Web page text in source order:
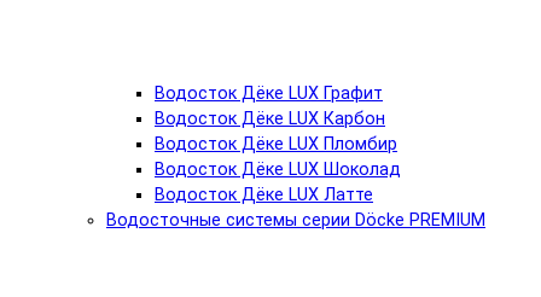
Водосток Дёке LUX Графит
Водосток Дёке LUX Карбон
Водосток Дёке LUX Пломбир
Водосток Дёке LUX Шоколад
Водосток Дёке LUX Латте
Водосточные системы серии Döcke PREMIUM